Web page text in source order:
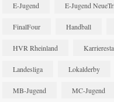
E-Jugend E-Jugend
FinalFour Handball
HVR Rheinland
Landesliga Lokalderby
MB-Jugend MC-Jugend